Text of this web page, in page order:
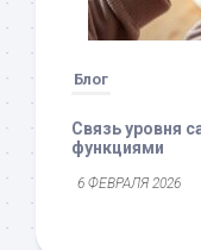
Блог
Связь уровня
функциями
6 ФЕВРАЛЯ 2026